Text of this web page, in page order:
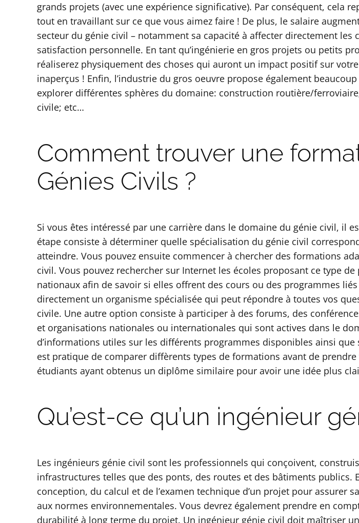
grands projets (avec une expérience significative). Par conséquent, cela
tout en travaillant sur ce que vous aimez faire ! De plus, le salaire
secteur du génie civil – notamment sa capacité à affecter directement
satisfaction personnelle. En tant qu’ingénierie en gros projets ou petits
réaliserez physiquement des choses qui auront un impact positif sur
inaperçus ! Enfin, l’industrie du gros oeuvre propose également
explorer différentes sphères du domaine: construction routière/
civile; etc…
Comment trouver une
Génies Civils ?
Si vous êtes intéressé par une carrière dans le domaine du génie civil,
étape consiste à déterminer quelle spécialisation du génie civil
atteindre. Vous pouvez ensuite commencer à chercher des formations
civil. Vous pouvez rechercher sur Internet les écoles proposant ce type
nationaux afin de savoir si elles offrent des cours ou des programmes
directement un organisme spécialisée qui peut répondre à toutes vos
civile. Une autre option consiste à participer à des forums, des
et organisations nationales ou internationales qui sont actives dans le
d’informations utiles sur les différents programmes disponibles ainsi
est pratique de comparer diffèrents types de formations avant de
étudiants ayant obtenus un diplôme similaire pour avoir une idée plus
Qu’est-ce qu’un ingénieur
Les ingénieurs génie civil sont les professionnels qui conçoivent,
infrastructures telles que des ponts, des routes et des bâtiments publics.
conception, du calcul et de l’examen technique d’un projet pour
aux normes environnementales. Vous devrez également prendre en
durabilité à long terme du projet. Un ingénieur génie civil doit maîtriser